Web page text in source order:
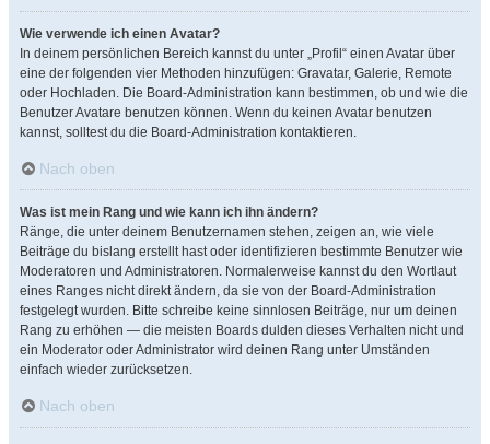
Wie verwende ich einen Avatar?
In deinem persönlichen Bereich kannst du unter „Profil“ einen Avatar über
eine der folgenden vier Methoden hinzufügen: Gravatar, Galerie, Remote
oder Hochladen. Die Board-Administration kann bestimmen, ob und wie die
Benutzer Avatare benutzen können. Wenn du keinen Avatar benutzen
kannst, solltest du die Board-Administration kontaktieren.
Nach oben
Was ist mein Rang und wie kann ich ihn ändern?
Ränge, die unter deinem Benutzernamen stehen, zeigen an, wie viele
Beiträge du bislang erstellt hast oder identifizieren bestimmte Benutzer wie
Moderatoren und Administratoren. Normalerweise kannst du den Wortlaut
eines Ranges nicht direkt ändern, da sie von der Board-Administration
festgelegt wurden. Bitte schreibe keine sinnlosen Beiträge, nur um deinen
Rang zu erhöhen — die meisten Boards dulden dieses Verhalten nicht und
ein Moderator oder Administrator wird deinen Rang unter Umständen
einfach wieder zurücksetzen.
Nach oben